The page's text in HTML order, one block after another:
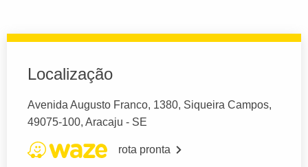
Localização
Avenida Augusto Franco, 1380, Siqueira Campos,
49075-100, Aracaju - SE
rota pronta